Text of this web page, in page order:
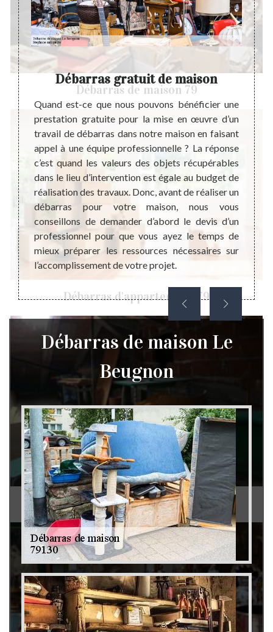
Débarras de maison 79
Débarras d'appartement 79
Débarras de grenier et cave 79
la
votre
pas
de
le
est
de
Débarras gratuit de maison
Quand est-ce que nous pouvons bénéficier une
prestation gratuite pour la mise en œuvre d’un
travail de débarras dans notre maison en faisant
appel à une équipe professionnelle ? La réponse
c’est quand les valeurs des objets récupérables
dans le lieu d’intervention est égale au budget de
réalisation des travaux. Donc, avant de réaliser un
débarras pour votre maison, nous vous
conseillons de demander d’abord le devis d’un
professionnel pour que vous ayez le temps de
mieux préparer les ressources nécessaires sur
l’accomplissement de votre projet.
de
la
vos
Débarras de maison Le
Beugnon